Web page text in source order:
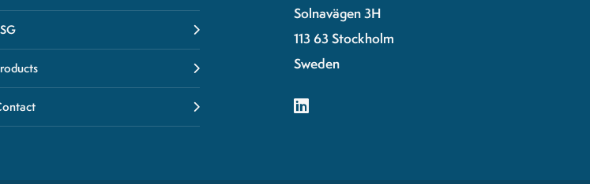
Solnavägen 3H
113 63 Stockholm
Sweden